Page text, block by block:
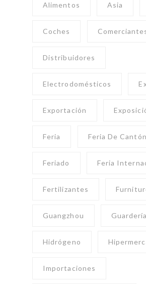
Alimentos Asia
Coches
Distribuidores
Electrodomésticos
Exportación
Feria Feria De Cantón
Feriado Feria
Fertilizantes
Guangzhou Guardería
Hidrógeno
Importaciones